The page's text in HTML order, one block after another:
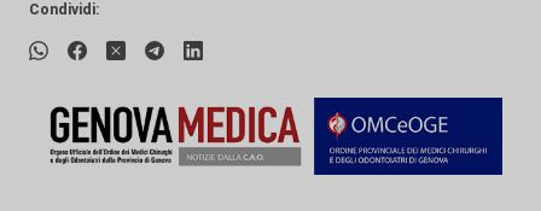
Condividi: